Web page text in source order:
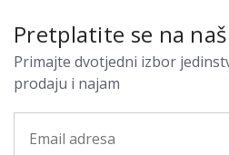
Pretplatite se na
Primajte dvotjedni izbor
prodaju i najam